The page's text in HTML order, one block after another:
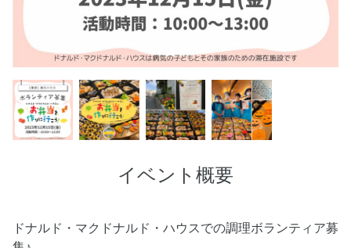
イベント概要
ドナルド・マクドナルド・ハウスでの調理ボランティア募